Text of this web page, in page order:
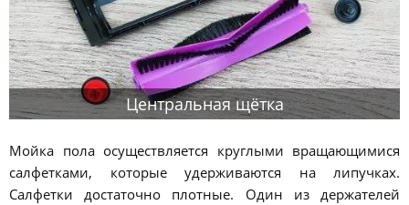
Центральная щётка
Мойка пола осуществляется круглыми вращающимися
салфетками, которые удерживаются на липучках.
Салфетки достаточно плотные. Один из держателей